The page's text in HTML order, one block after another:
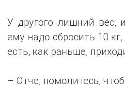
У другого лишний вес,
ему надо сбросить 10
есть, как раньше,
– Отче, помолитесь,